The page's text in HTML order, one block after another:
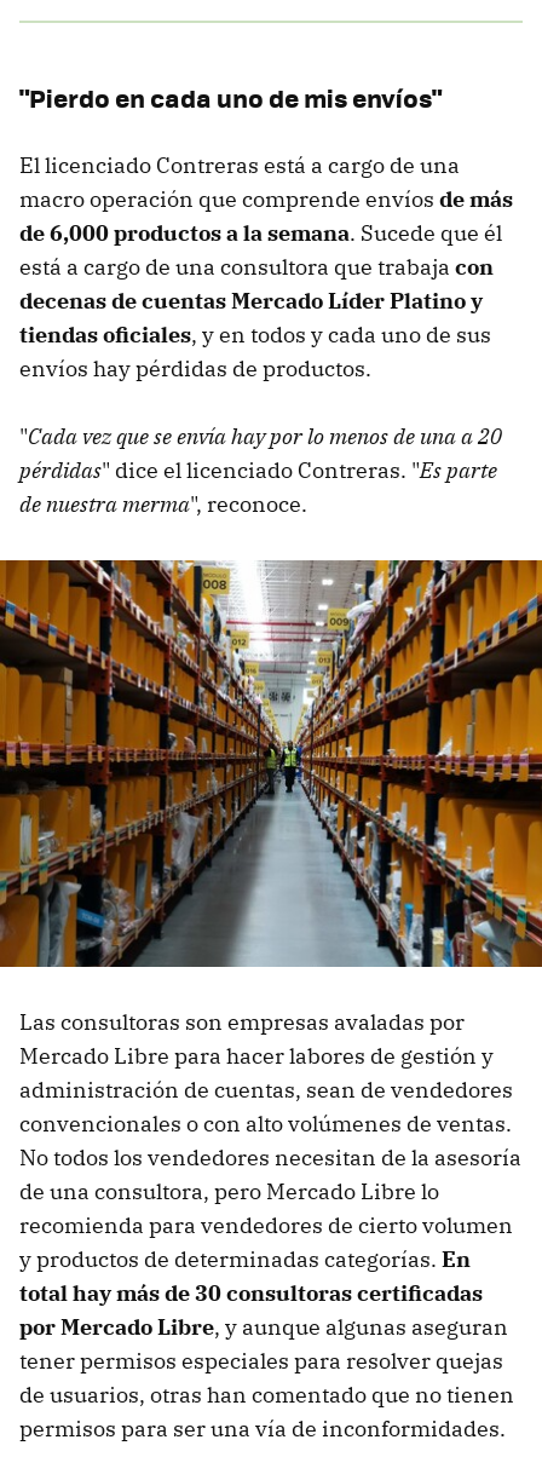
"Pierdo en cada uno de mis envíos"
El licenciado Contreras está a cargo de una
macro operación que comprende envíos de más
de 6,000 productos a la semana. Sucede que él
está a cargo de una consultora que trabaja con
decenas de cuentas Mercado Líder Platino y
tiendas oficiales, y en todos y cada uno de sus
envíos hay pérdidas de productos.
"Cada vez que se envía hay por lo menos de una a 20
pérdidas" dice el licenciado Contreras. "Es parte
de nuestra merma", reconoce.
Las consultoras son empresas avaladas por
Mercado Libre para hacer labores de gestión y
administración de cuentas, sean de vendedores
convencionales o con alto volúmenes de ventas.
No todos los vendedores necesitan de la asesoría
de una consultora, pero Mercado Libre lo
recomienda para vendedores de cierto volumen
y productos de determinadas categorías. En
total hay más de 30 consultoras certificadas
por Mercado Libre, y aunque algunas aseguran
tener permisos especiales para resolver quejas
de usuarios, otras han comentado que no tienen
permisos para ser una vía de inconformidades.